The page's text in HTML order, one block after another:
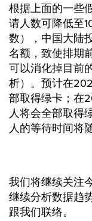
根据上面的一些
请人数可降低至
数），中国大陆
名额，致使排期
可以消化掉目前
析）。预计在
部取得绿卡；在
人将会全部取得
人的等待时间将
我们将继续关注
继续分析数据趋
跟我们联络。